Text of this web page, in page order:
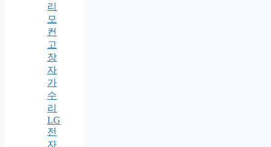
리
모
컨
고
장
자
가
수
리
LG
전
자